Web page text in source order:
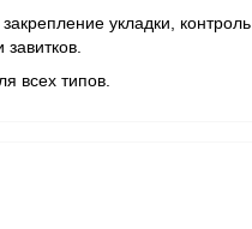
укладки, контроль
всех типов.